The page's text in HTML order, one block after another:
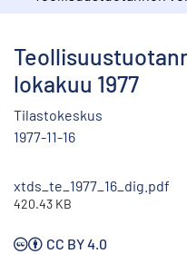
lokakuu 1977
Tilastokeskus
1977-11-16
xtds_te_1977_16_dig.pdf
420.43 KB
CC BY 4.0